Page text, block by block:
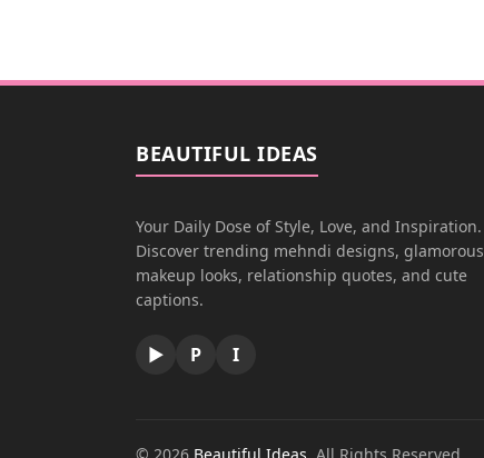
BEAUTIFUL IDEAS
Your Daily Dose of Style, Love, and Inspiration.
Discover trending mehndi designs, glamorous
makeup looks, relationship quotes, and cute
captions.
▶ P I